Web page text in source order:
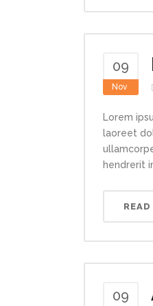
09
Nov
Lorem
laoreet
hendrerit
READ
09